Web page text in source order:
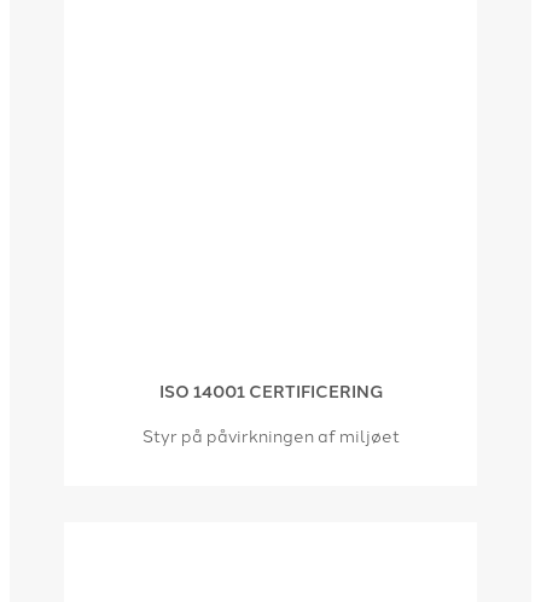
ISO 14001 CERTIFICERING
Styr på påvirkningen af miljøet